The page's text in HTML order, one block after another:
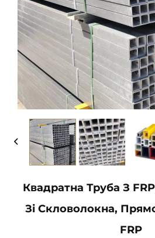
Квадратна Труба З
Зі Скловолокна,
FRP